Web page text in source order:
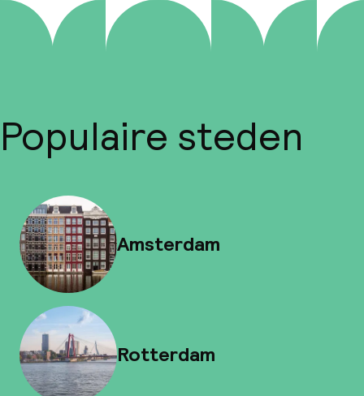
Populaire steden
Amsterdam
Rotterdam